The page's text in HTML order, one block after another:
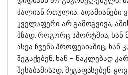
ძალიან რთულია. ადამიანები
ყველაფერი არ გამოგვივა,
მზად. როგორც სპორტშია, ხან
ასეა ჩვენს პროფესიაშიც, ხან
შეგაქებენ, ხან – ნაკლებად
შესაბამისად, შეგაფასებენ.